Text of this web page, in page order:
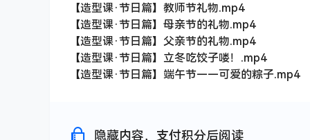
【造型课·节日篇】教师节礼物.mp4
【造型课·节日篇】母亲节的礼物.mp4
【造型课·节日篇】父亲节的礼物.mp4
【造型课·节日篇】立冬吃饺子喽！.mp4
【造型课·节日篇】端午节——可爱的粽子.mp4
隐藏内容，支付积分后阅读